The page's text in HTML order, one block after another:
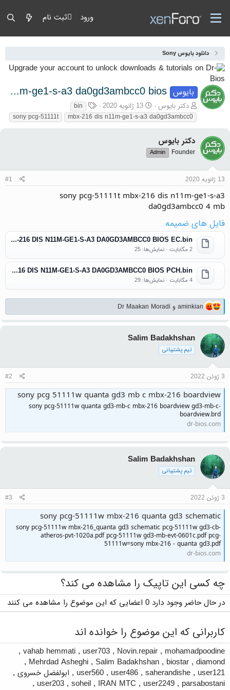
ورود ثبت نام
دانلود بایوس Sony
بایوس sony pcg-51111t mbx-216 dis n11m-ge1-s-a3 da0gd3ambcc0 bios
آغازگر گفتمان
دکتر بایوس تاریخ شروع
13 ژانویه 2020 برچسب‌ها
bin
mbx-216 dis n11m-ge1-s-a3 da0gd3ambcc0
sony pcg-51111t
دکتر بایوس
Founder
Admin
13 ژانویه 2020 #1
sony pcg-51111t mbx-216 dis n11m-ge1-s-a3
da0gd3ambcc0 4 mb
فایل های ضمیمه
SONY PCG-51111T MBX-216 DIS N11M-GE1-S-A3 DA0GD3AMBCC0 BIOS EC.bin
2 مگابایت · نمایش‌ها: 25
SONY PCG-51111T MBX-216 DIS N11M-GE1-S-A3 DA0GD3AMBCC0 BIOS PCH.bin
4 مگابایت · نمایش‌ها: 29
واکنش‌ها:
aminkian و Dr Maakan Moradi
Salim Badakhshan
تیم پشتیبانی
3 ژوئن 2022 #2
sony pcg 51111w quanta gd3 mb c mbx-216 boardview
sony pcg-51111w quanta gd3-mb-c mbx-216 boardview gd3-mb-c-
boardview.brd
dr-bios.com
Salim Badakhshan
تیم پشتیبانی
3 ژوئن 2022 #3
sony pcg-51111w mbx-216 quanta gd3 schematic
sony pcg-51111w mbx-216_quanta gd3 schematic pcg-51111w gd3-cb-
atheros-pvt-1020a.pdf pcg-51111w gd3-mb-evt-0601c.pdf pcg-
51111w=sony mbx-216 - quanta gd3.pdf
dr-bios.com
چه کسی این تاپیک را مشاهده می کند؟
در حال حاضر وجود دارد 0 اعضایی که این موضوع را مشاهده می کنند
کاربرانی که این موضوع را خوانده اند
mohamadpoodine
,
Novin.repair
,
user703
,
vahab hemmati
,
diamond
,
biostar
,
Salim Badakhshan
,
Mehrdad Asheghi
,
user121
,
saherandishe
,
user486
,
user560
, ابولفضل خسروی ,
parsabostani
,
user2249
,
IRAN MTC
,
soheil
,
user203
,